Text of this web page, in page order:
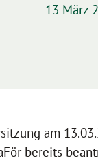
13 März
am
bereits